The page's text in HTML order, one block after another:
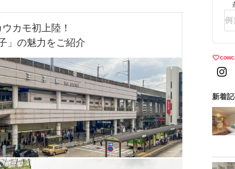
ウカモ初上陸！
」の魅力をご紹介
新着記